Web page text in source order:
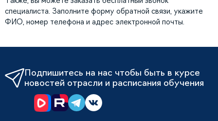
специалиста. Заполните форму обратной связи, укажите
ФИО, номер телефона и адрес электронной почты.
Подпишитесь на нас чтобы быть в курсе
новостей отрасли и расписания обучения